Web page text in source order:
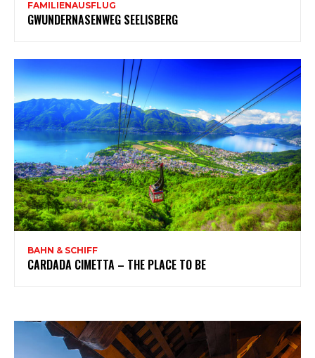
FAMILIENAUSFLUG
GWUNDERNASENWEG SEELISBERG
BAHN & SCHIFF
CARDADA CIMETTA – THE PLACE TO BE